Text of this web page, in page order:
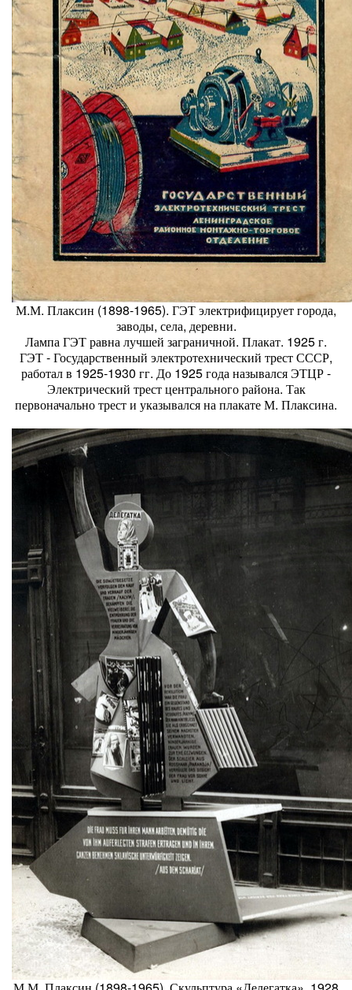
М.М. Плаксин (1898-1965). ГЭТ электрифицирует города,
заводы, села, деревни.
Лампа ГЭТ равна лучшей заграничной. Плакат. 1925 г.
ГЭТ - Государственный электротехнический трест СССР,
работал в 1925-1930 гг. До 1925 года назывался ЭТЦР -
Электрический трест центрального района. Так
первоначально трест и указывался на плакате М. Плаксина.